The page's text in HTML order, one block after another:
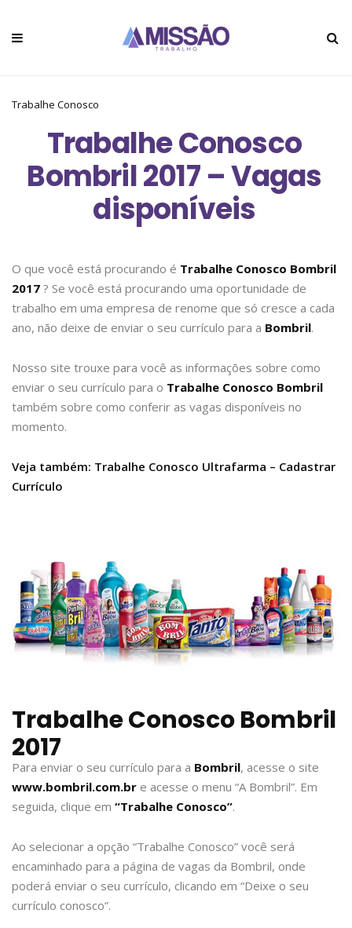
Trabalhe Conosco
Trabalhe Conosco
Bombril 2017 – Vagas
disponíveis
O que você está procurando é Trabalhe Conosco Bombril
2017 ? Se você está procurando uma oportunidade de
trabalho em uma empresa de renome que só cresce a cada
ano, não deixe de enviar o seu currículo para a Bombril.
Nosso site trouxe para você as informações sobre como
enviar o seu currículo para o Trabalhe Conosco Bombril
também sobre como conferir as vagas disponíveis no
momento.
Veja também: Trabalhe Conosco Ultrafarma – Cadastrar
Currículo
Trabalhe Conosco Bombril
2017
Para enviar o seu currículo para a Bombril, acesse o site
www.bombril.com.br e acesse o menu “A Bombril”. Em
seguida, clique em “Trabalhe Conosco”.
Ao selecionar a opção “Trabalhe Conosco” você será
encaminhado para a página de vagas da Bombril, onde
poderá enviar o seu currículo, clicando em “Deixe o seu
currículo conosco”.